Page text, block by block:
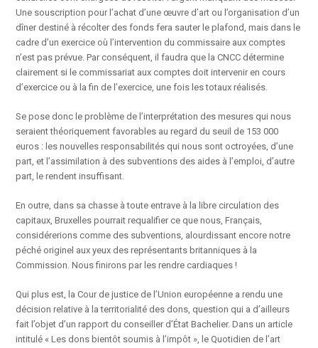
Une souscription pour l’achat d’une œuvre d’art ou l’organisation d’un
dîner destiné à récolter des fonds fera sauter le plafond, mais dans le
cadre d’un exercice où l’intervention du commissaire aux comptes
n’est pas prévue. Par conséquent, il faudra que la CNCC détermine
clairement si le commissariat aux comptes doit intervenir en cours
d’exercice ou à la fin de l’exercice, une fois les totaux réalisés.
Se pose donc le problème de l’interprétation des mesures qui nous
seraient théoriquement favorables au regard du seuil de 153 000
euros : les nouvelles responsabilités qui nous sont octroyées, d’une
part, et l’assimilation à des subventions des aides à l’emploi, d’autre
part, le rendent insuffisant.
En outre, dans sa chasse à toute entrave à la libre circulation des
capitaux, Bruxelles pourrait requalifier ce que nous, Français,
considérerions comme des subventions, alourdissant encore notre
péché originel aux yeux des représentants britanniques à la
Commission. Nous finirons par les rendre cardiaques !
Qui plus est, la Cour de justice de l’Union européenne a rendu une
décision relative à la territorialité des dons, question qui a d’ailleurs
fait l’objet d’un rapport du conseiller d’État Bachelier. Dans un article
intitulé « Les dons bientôt soumis à l’impôt », le Quotidien de l’art